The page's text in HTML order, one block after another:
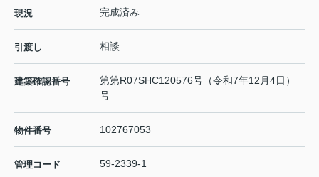
現況 完成済み
引渡し 相談
建築確認番号
第第R07SHC120576号（令和7年12月4日）
号
物件番号 102767053
管理コード 59-2339-1